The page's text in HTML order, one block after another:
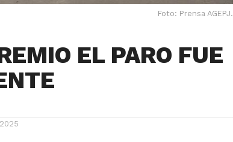
Foto: Prensa AGEPJ.
EL PARO FUE